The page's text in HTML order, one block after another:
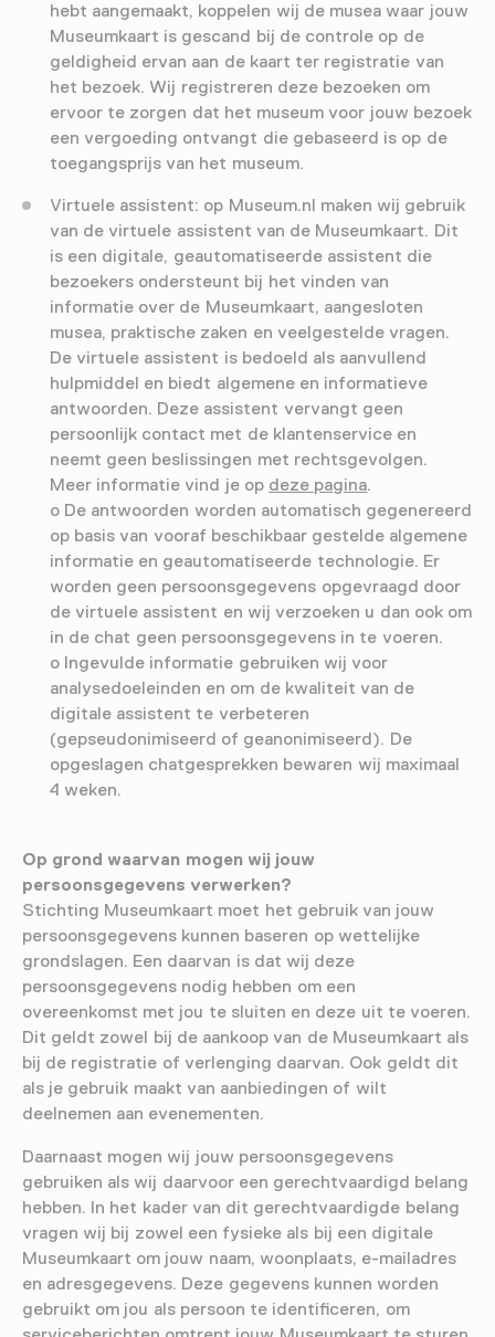
hebt aangemaakt, koppelen wij de musea waar jouw
Museumkaart is gescand bij de controle op de
geldigheid ervan aan de kaart ter registratie van
het bezoek. Wij registreren deze bezoeken om
ervoor te zorgen dat het museum voor jouw bezoek
een vergoeding ontvangt die gebaseerd is op de
toegangsprijs van het museum.
Virtuele assistent: op Museum.nl maken wij gebruik
van de virtuele assistent van de Museumkaart. Dit
is een digitale, geautomatiseerde assistent die
bezoekers ondersteunt bij het vinden van
informatie over de Museumkaart, aangesloten
musea, praktische zaken en veelgestelde vragen.
De virtuele assistent is bedoeld als aanvullend
hulpmiddel en biedt algemene en informatieve
antwoorden. Deze assistent vervangt geen
persoonlijk contact met de klantenservice en
neemt geen beslissingen met rechtsgevolgen.
Meer informatie vind je op deze pagina.
o De antwoorden worden automatisch gegenereerd
op basis van vooraf beschikbaar gestelde algemene
informatie en geautomatiseerde technologie. Er
worden geen persoonsgegevens opgevraagd door
de virtuele assistent en wij verzoeken u dan ook om
in de chat geen persoonsgegevens in te voeren.
o Ingevulde informatie gebruiken wij voor
analysedoeleinden en om de kwaliteit van de
digitale assistent te verbeteren
(gepseudonimiseerd of geanonimiseerd). De
opgeslagen chatgesprekken bewaren wij maximaal
4 weken.
Op grond waarvan mogen wij jouw
persoonsgegevens verwerken?
Stichting Museumkaart moet het gebruik van jouw
persoonsgegevens kunnen baseren op wettelijke
grondslagen. Een daarvan is dat wij deze
persoonsgegevens nodig hebben om een
overeenkomst met jou te sluiten en deze uit te voeren.
Dit geldt zowel bij de aankoop van de Museumkaart als
bij de registratie of verlenging daarvan. Ook geldt dit
als je gebruik maakt van aanbiedingen of wilt
deelnemen aan evenementen.
Daarnaast mogen wij jouw persoonsgegevens
gebruiken als wij daarvoor een gerechtvaardigd belang
hebben. In het kader van dit gerechtvaardigde belang
vragen wij bij zowel een fysieke als bij een digitale
Museumkaart om jouw naam, woonplaats, e-mailadres
en adresgegevens. Deze gegevens kunnen worden
gebruikt om jou als persoon te identificeren, om